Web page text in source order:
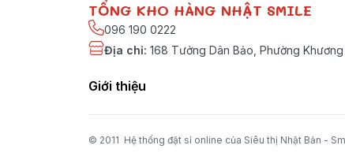
TỔNG KHO HÀNG NHẬT SMILE
096 190 0222
Địa chỉ: 168 Tưởng Dân Bảo, Phường
Giới thiệu
© 2011 Hệ thống đặt sỉ online của Siêu thị Nhật Bản -